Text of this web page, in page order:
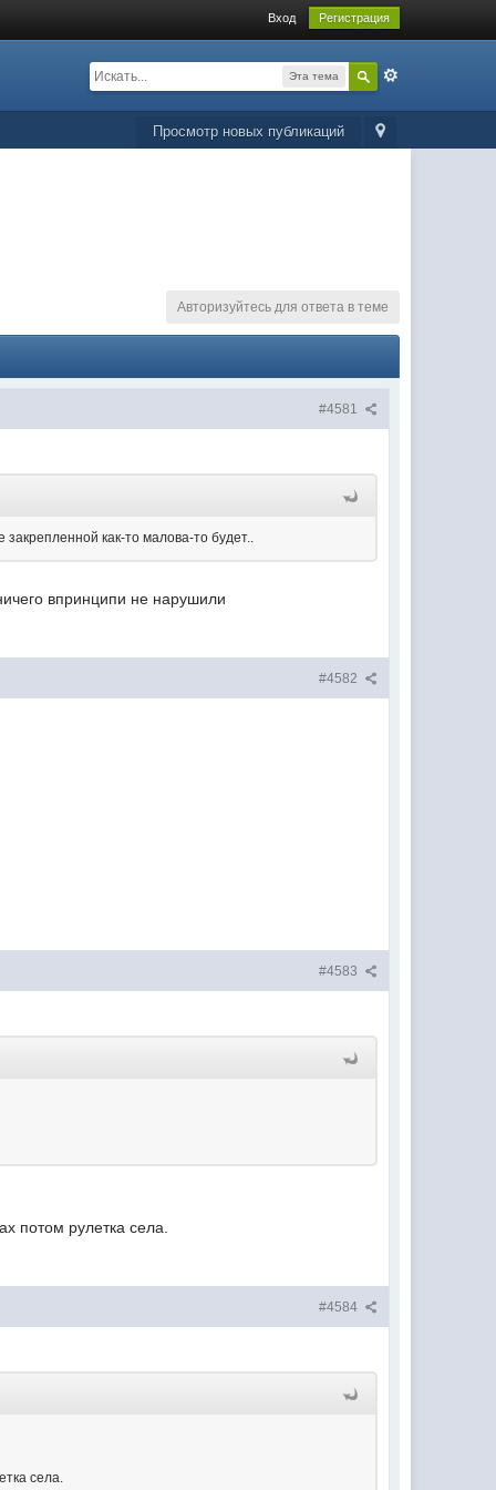
Вход Регистрация
Эта тема
Просмотр новых публикаций
Авторизуйтесь для ответа в теме
#4581
как-то малова-то будет..
впринципи не нарушили
#4582
#4583
потом рулетка села.
#4584
села.